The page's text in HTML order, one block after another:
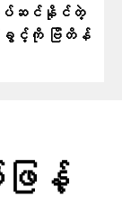
တပ်ဆင်နိုင်တဲ့
ခွင့်ကို ဗြိတိန်
ဖြန့်